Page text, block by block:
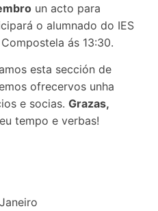
un acto para
o alumnado do IES
ás 13:30.
esta sección de
ofrecervos unha
e socias. Grazas,
tempo e verbas!